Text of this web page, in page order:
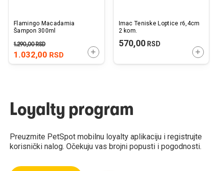
Flamingo Macadamia
Šampon 300ml
1.032,00 RSD
1.290,00RSD
DODAJTE U KORPU
Imac Teniske Loptice r6,4cm
2 kom.
570,00RSD
Loyalty program
Preuzmite PetSpot mobilnu loyalty aplikaciju i registrujte
korisnički nalog. Očekuju vas brojni popusti i pogodnosti.